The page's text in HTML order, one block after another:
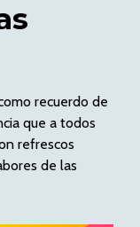
recuerdo de
que a todos
refrescos
de las